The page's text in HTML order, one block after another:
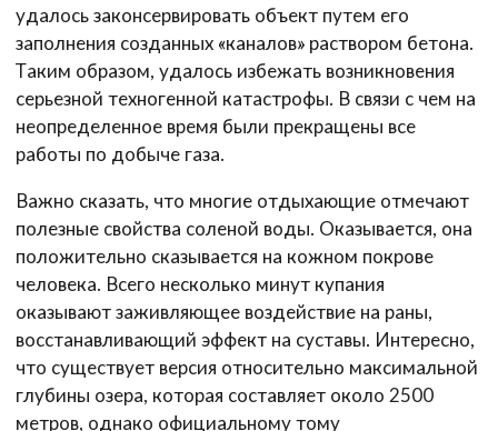
удалось законсервировать объект путем его
заполнения созданных «каналов» раствором бетона.
Таким образом, удалось избежать возникновения
серьезной техногенной катастрофы. В связи с чем на
неопределенное время были прекращены все
работы по добыче газа.
Важно сказать, что многие отдыхающие отмечают
полезные свойства соленой воды. Оказывается, она
положительно сказывается на кожном покрове
человека. Всего несколько минут купания
оказывают заживляющее воздействие на раны,
восстанавливающий эффект на суставы. Интересно,
что существует версия относительно максимальной
глубины озера, которая составляет около 2500
метров, однако официальному тому